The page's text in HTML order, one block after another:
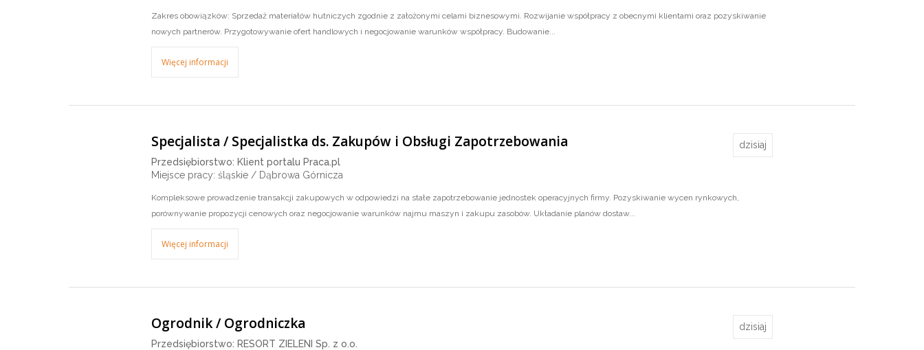
Zakres obowiązków: Sprzedaż materiałów hutniczych zgodnie z założonymi celami biznesowymi. Rozwijanie współpracy z obecnymi klientami oraz pozyskiwanie
nowych partnerów. Przygotowywanie ofert handlowych i negocjowanie warunków współpracy. Budowanie...
Więcej informacji
Specjalista / Specjalistka ds. Zakupów i Obsługi Zapotrzebowania
Przedsiębiorstwo: Klient portalu Praca.pl
Miejsce pracy: śląskie / Dąbrowa Górnicza
dzisiaj
Kompleksowe prowadzenie transakcji zakupowych w odpowiedzi na stałe zapotrzebowanie jednostek operacyjnych firmy. Pozyskiwanie wycen rynkowych,
porównywanie propozycji cenowych oraz negocjowanie warunków najmu maszyn i zakupu zasobów. Układanie planów dostaw...
Więcej informacji
Ogrodnik / Ogrodniczka
Przedsiębiorstwo: RESORT ZIELENI Sp. z o.o.
dzisiaj